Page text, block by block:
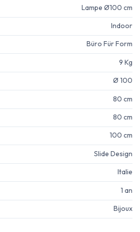
Lampe Ø100 cm
Indoor
Büro Für Form
9 Kg
Ø 100
80 cm
80 cm
100 cm
Slide Design
Italie
1 an
Bijoux